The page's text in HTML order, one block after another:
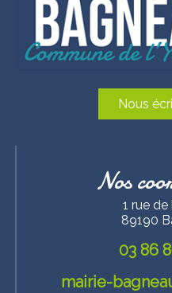
Nous
Nos
1 rue de
89190
03 86
mairie-